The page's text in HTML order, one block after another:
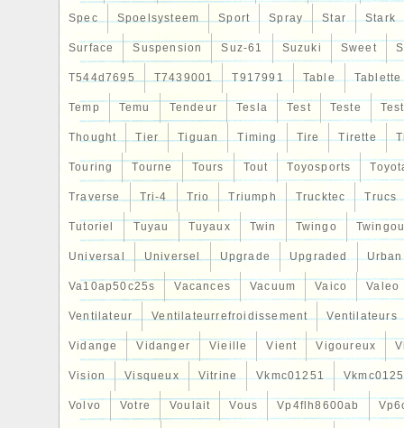
Spec Spoelsysteem Sport Spray Star Stark
Surface Suspension Suz-61 Suzuki Sweet
T544d7695 T7439001 T917991 Table Tablette
Temp Temu Tendeur Tesla Test Teste
Thought Tier Tiguan Timing Tire Tirette
Touring Tourne Tours Tout Toyosports
Traverse Tri-4 Trio Triumph Trucktec Trucs
Tutoriel Tuyau Tuyaux Twin Twingo
Universal Universel Upgrade Upgraded Urban
Va10ap50c25s Vacances Vacuum Vaico Valeo
Ventilateur Ventilateurrefroidissement Ventilateurs
Vidange Vidanger Vieille Vient Vigoureux
Vision Visqueux Vitrine Vkmc01251
Volvo Votre Voulait Vous Vp4flh8600ab